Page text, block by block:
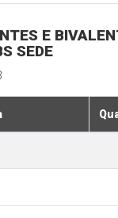
E
SEDE